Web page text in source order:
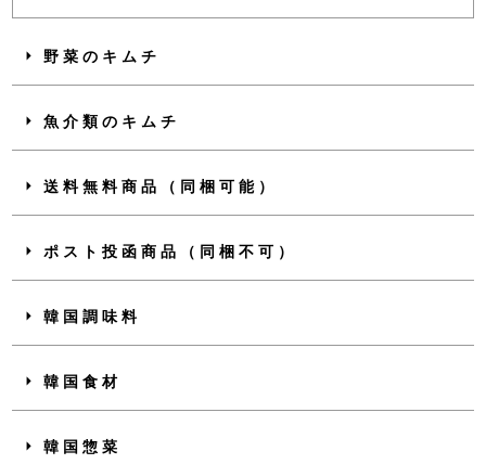
野菜のキムチ
魚介類のキムチ
送料無料商品（同梱可能）
ポスト投函商品（同梱不可）
韓国調味料
韓国食材
韓国惣菜